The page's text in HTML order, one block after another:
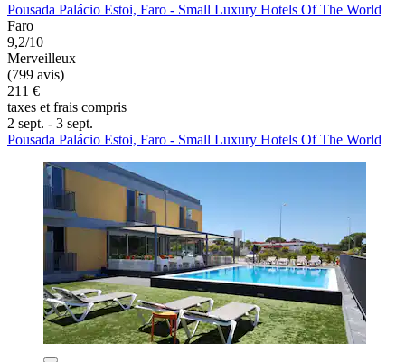
Pousada Palácio Estoi, Faro - Small Luxury Hotels Of The World
Faro
9,2/10
Merveilleux
(799 avis)
211 €
taxes et frais compris
2 sept. - 3 sept.
Pousada Palácio Estoi, Faro - Small Luxury Hotels Of The World